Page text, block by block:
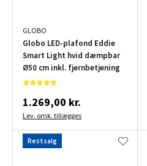
GLOBO
Globo LED-plafond Eddie
Smart Light hvid dæmpbar
Ø50 cm inkl. fjernbetjening
1.269,00 kr.
Lev. omk. tillægges
Restsalg